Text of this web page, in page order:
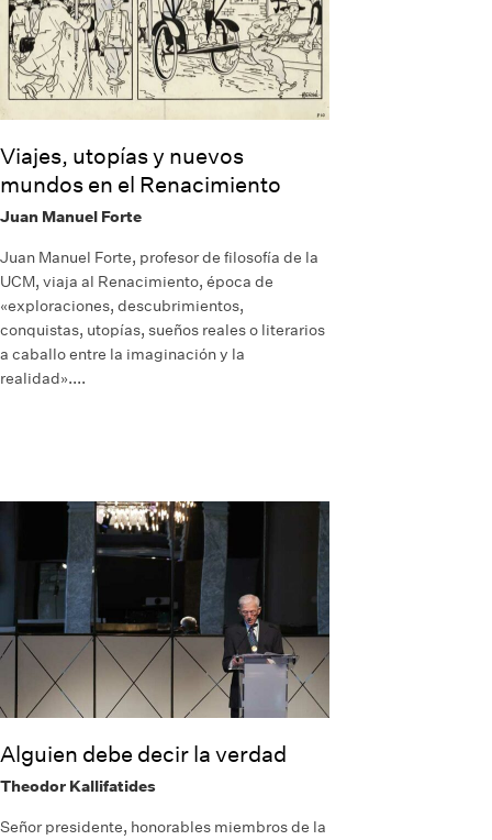
Viajes, utopías y nuevos
mundos en el Renacimiento
Juan Manuel Forte
Juan Manuel Forte, profesor de filosofía de la
UCM, viaja al Renacimiento, época de
«exploraciones, descubrimientos,
conquistas, utopías, sueños reales o literarios
a caballo entre la imaginación y la
realidad»....
Alguien debe decir la verdad
Theodor Kallifatides
Señor presidente, honorables miembros de la